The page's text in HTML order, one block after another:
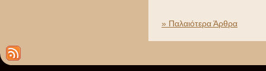
» Παλαιότερα Άρθρα